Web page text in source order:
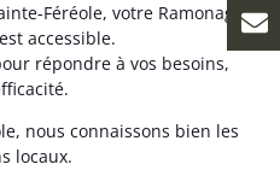
Féréole, votre Ramonage
accessible.
répondre à vos besoins,
nous connaissons bien les
locaux.